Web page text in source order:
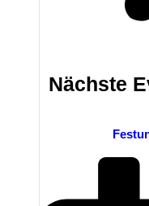
Nächste